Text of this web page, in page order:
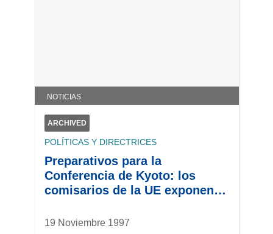
NOTICIAS
ARCHIVED
POLÍTICAS Y DIRECTRICES
Preparativos para la
Conferencia de Kyoto: los
comisarios de la UE exponen
19 Noviembre 1997